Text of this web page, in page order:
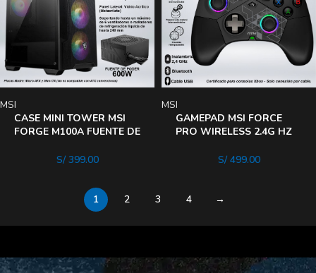
CASE MINI TOWER MSI
FORGE M100A FUENTE DE
FRONTAL DE MALLA
MSI
S/399.00
GAMEPAD MSI FORCE
PRO WIRELESS 2.4G HZ
MSI
S/499.00
1 2 3 4 →